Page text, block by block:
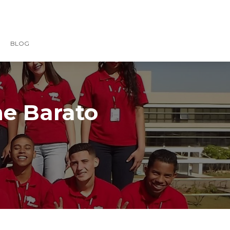
BLOG
Barato